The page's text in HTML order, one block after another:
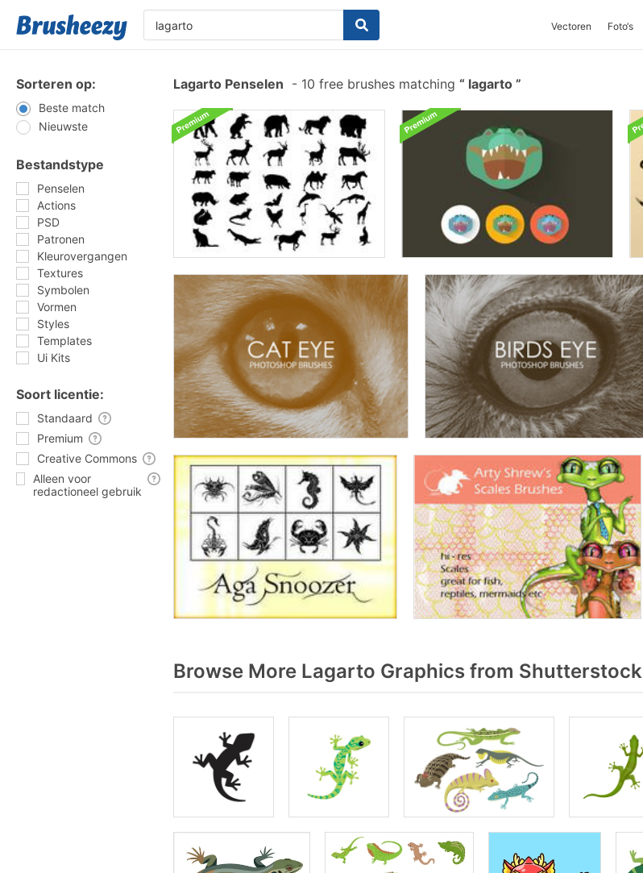
Vectoren Foto‘s
Sorteren op:
Beste match
Nieuwste
Bestandstype
Penselen
Actions
PSD
Patronen
Kleurovergangen
Textures
Symbolen
Vormen
Styles
Templates
Ui Kits
Soort licentie:
Standaard
Premium
Creative Commons
Alleen voor
redactioneel gebruik
Lagarto Penselen - 10 free brushes matching lagarto
Browse More Lagarto Graphics from Shutterstock